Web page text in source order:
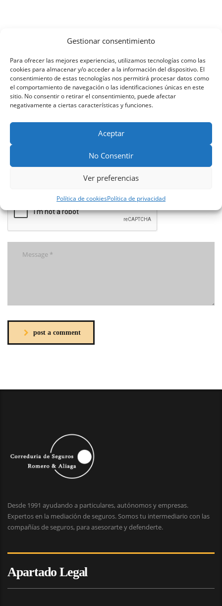
Gestionar consentimiento
Para ofrecer las mejores experiencias, utilizamos tecnologías como las
cookies para almacenar y/o acceder a la información del dispositivo. El
consentimiento de estas tecnologías nos permitirá procesar datos como
el comportamiento de navegación o las identificaciones únicas en este
sitio. No consentir o retirar el consentimiento, puede afectar
negativamente a ciertas características y funciones.
Aceptar
No Consentir
Ver preferencias
Política de cookiesPolítica de privacidad
post a comment
Desde 1991 ayudando a particulares, autónomos y empresas.
Expertos en la mediación de seguros. Somos tu intermediario con las
compañías de seguros, para asesorarte y defenderte.
Apartado Legal